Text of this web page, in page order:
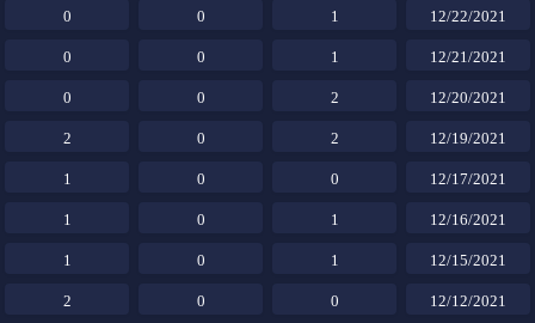
12/22/2021
1
0
0
12/21/2021
1
0
0
12/20/2021
2
0
0
12/19/2021
2
0
2
12/17/2021
0
0
1
12/16/2021
1
0
1
12/15/2021
1
0
1
12/12/2021
0
0
2